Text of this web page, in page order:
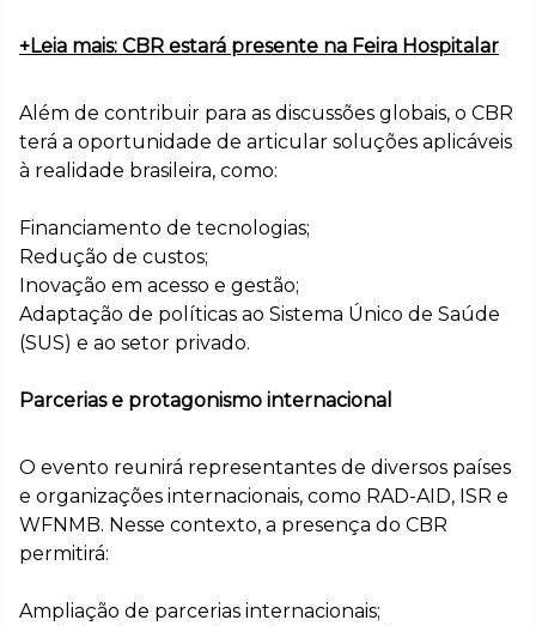
+Leia mais: CBR estará presente na Feira Hospitalar
Além de contribuir para as discussões globais, o CBR
terá a oportunidade de articular soluções aplicáveis
à realidade brasileira, como:
Financiamento de tecnologias;
Redução de custos;
Inovação em acesso e gestão;
Adaptação de políticas ao Sistema Único de Saúde
(SUS) e ao setor privado.
Parcerias e protagonismo internacional
O evento reunirá representantes de diversos países
e organizações internacionais, como RAD-AID, ISR e
WFNMB. Nesse contexto, a presença do CBR
permitirá:
Ampliação de parcerias internacionais;